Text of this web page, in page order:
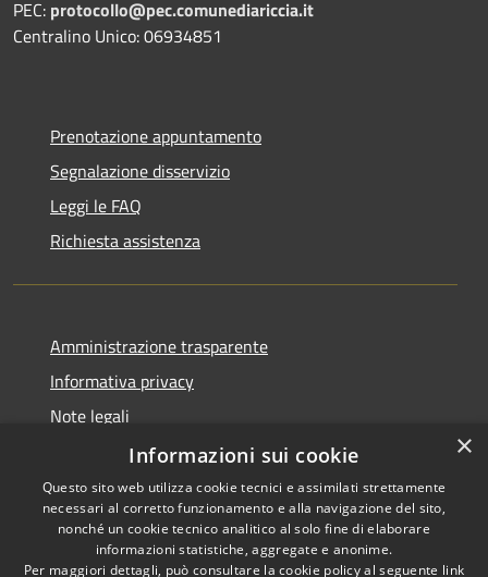
PEC: protocollo@pec.comunediariccia.it
Centralino Unico: 06934851
Prenotazione appuntamento
Segnalazione disservizio
Leggi le FAQ
Richiesta assistenza
Amministrazione trasparente
Informativa privacy
Note legali
Dichiarazione di accessibilità
RSS
Copyright © 2026 • Comune di
×
Informazioni sui cookie
Questo sito web utilizza cookie tecnici e assimilati strettamente
necessari al corretto funzionamento e alla navigazione del sito,
nonché un cookie tecnico analitico al solo fine di elaborare
informazioni statistiche, aggregate e anonime.
Per maggiori dettagli, può consultare la cookie policy al seguente link